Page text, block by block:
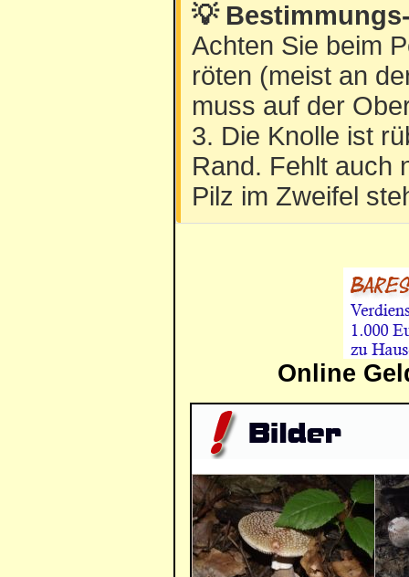
💡
Achten Sie beim
röten (meist an
muss auf der
3. Die Knolle ist
Rand. Fehlt auch
Pilz im Zweifel
Online